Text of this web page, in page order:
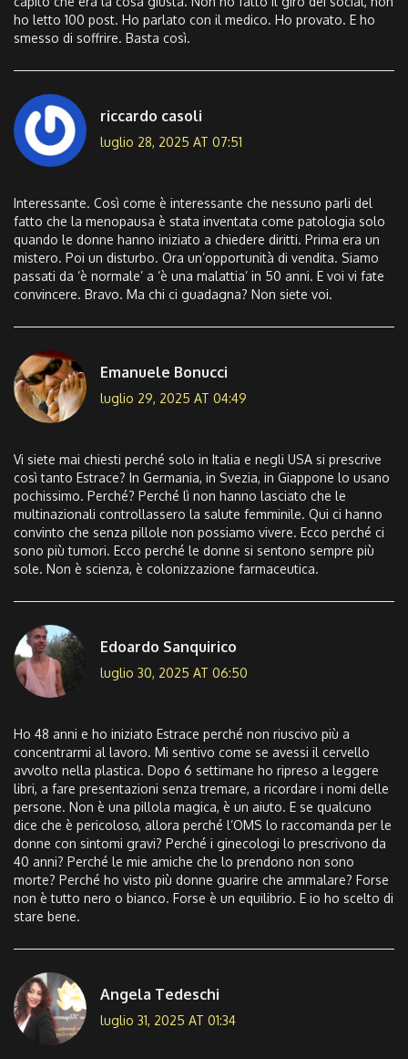
ho letto 100 post. Ho parlato con il medico. Ho provato. E ho
smesso di soffrire. Basta così.
riccardo casoli
luglio 28, 2025 AT 07:51
Interessante. Così come è interessante che nessuno parli del
fatto che la menopausa è stata inventata come patologia solo
quando le donne hanno iniziato a chiedere diritti. Prima era un
mistero. Poi un disturbo. Ora un’opportunità di vendita. Siamo
passati da ‘è normale’ a ‘è una malattia’ in 50 anni. E voi vi fate
convincere. Bravo. Ma chi ci guadagna? Non siete voi.
Emanuele Bonucci
luglio 29, 2025 AT 04:49
Vi siete mai chiesti perché solo in Italia e negli USA si prescrive
così tanto Estrace? In Germania, in Svezia, in Giappone lo usano
pochissimo. Perché? Perché lì non hanno lasciato che le
multinazionali controllassero la salute femminile. Qui ci hanno
convinto che senza pillole non possiamo vivere. Ecco perché ci
sono più tumori. Ecco perché le donne si sentono sempre più
sole. Non è scienza, è colonizzazione farmaceutica.
Edoardo Sanquirico
luglio 30, 2025 AT 06:50
Ho 48 anni e ho iniziato Estrace perché non riuscivo più a
concentrarmi al lavoro. Mi sentivo come se avessi il cervello
avvolto nella plastica. Dopo 6 settimane ho ripreso a leggere
libri, a fare presentazioni senza tremare, a ricordare i nomi delle
persone. Non è una pillola magica, è un aiuto. E se qualcuno
dice che è pericoloso, allora perché l’OMS lo raccomanda per le
donne con sintomi gravi? Perché i ginecologi lo prescrivono da
40 anni? Perché le mie amiche che lo prendono non sono
morte? Perché ho visto più donne guarire che ammalare? Forse
non è tutto nero o bianco. Forse è un equilibrio. E io ho scelto di
stare bene.
Angela Tedeschi
luglio 31, 2025 AT 01:34